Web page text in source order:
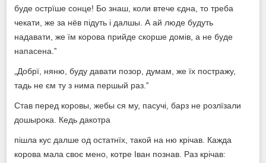
буде острїше сонце! Бо знаш, коли втече єдна, то треба
чекати, же за нёв підуть і далшы. А ай люде будуть
надавати, же їм корова прийде скорше домів, а не буде
напасена.‟
„Добрї, няню, буду давати позор, думам, же їх постражу,
тадь не єм ту з нима першый раз.‟
Став перед коровы, жебы ся му, пасучі, барз не розлїзали
дошырока. Кедь дакотра
пішла кус далше од остатнїх, такой на ню крічав. Кажда
корова мала своє мено, котре Іван познав. Раз крічав: